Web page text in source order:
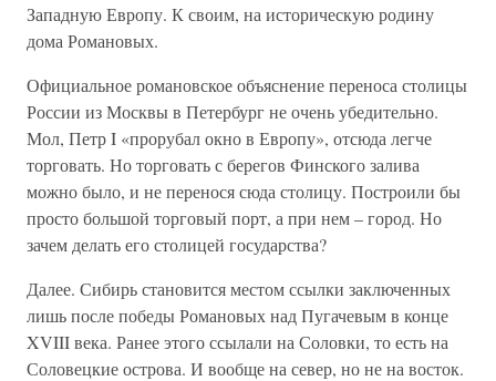
Западную Европу. К своим, на историческую родину
дома Романовых.
Официальное романовское объяснение переноса столицы
России из Москвы в Петербург не очень убедительно.
Мол, Петр I «прорубал окно в Европу», отсюда легче
торговать. Но торговать с берегов Финского залива
можно было, и не перенося сюда столицу. Построили бы
просто большой торговый порт, а при нем – город. Но
зачем делать его столицей государства?
Далее. Сибирь становится местом ссылки заключенных
лишь после победы Романовых над Пугачевым в конце
XVIII века. Ранее этого ссылали на Соловки, то есть на
Соловецкие острова. И вообще на север, но не на восток.